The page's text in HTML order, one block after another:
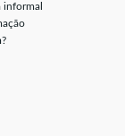
informal